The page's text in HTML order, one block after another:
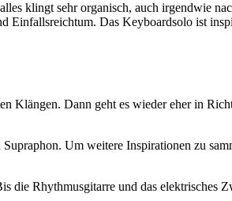
klingt sehr organisch, auch irgendwie
Einfallsreichtum. Das Keyboardsolo ist
Klängen. Dann geht es wieder eher in
Um weitere Inspirationen zu
die Rhythmusgitarre und das elektrisches